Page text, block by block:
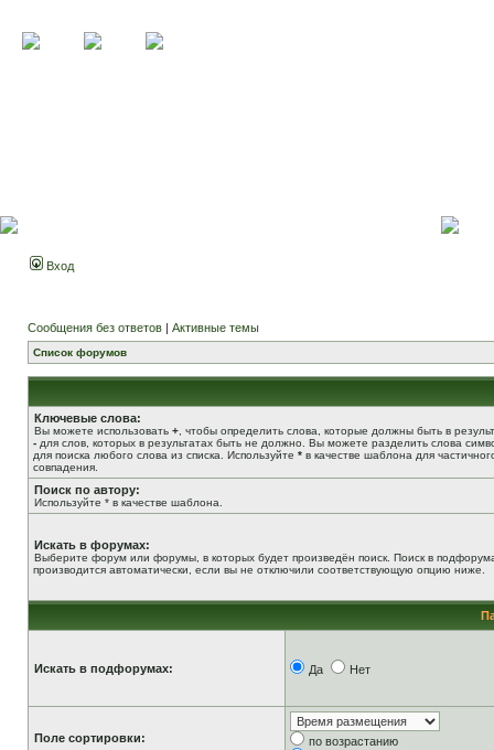
Вход
Сообщения без ответов | Активные темы
Список форумов
Ключевые слова:
Вы можете использовать + , чтобы определить слова, которые должны быть в
- для слов, которых в результатах быть не должно. Вы можете разделить слова
для поиска любого слова из списка. Используйте * в качестве шаблона для
совпадения.
Поиск по автору:
Используйте * в качестве шаблона.
Искать в форумах:
Выберите форум или форумы, в которых будет произведён поиск. Поиск в
производится автоматически, если вы не отключили соответствующую опцию ниже.
Искать в подфорумах: Да Нет
Поле сортировки:
по возрастанию